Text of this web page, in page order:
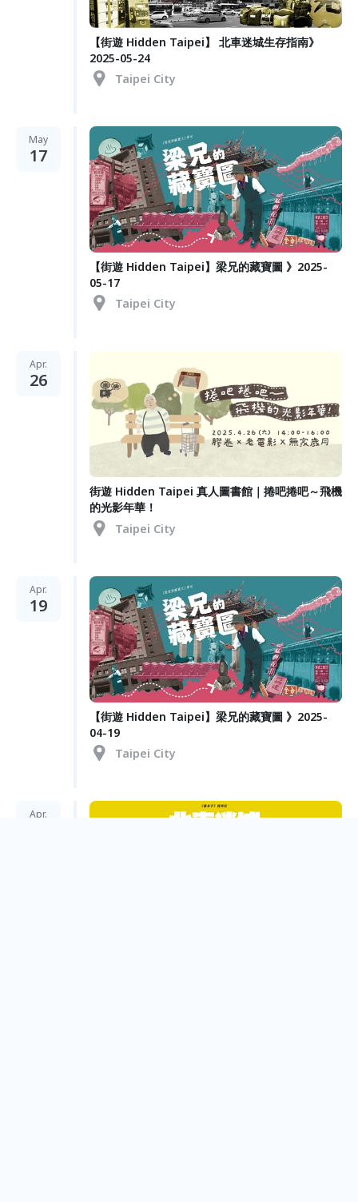
【街遊 Hidden Taipei】 北車迷城生存指南》
2025-05-24
Taipei City
May
17
【街遊 Hidden Taipei】梁兄的藏寶圖 》2025-
05-17
Taipei City
Apr.
26
街遊 Hidden Taipei 真人圖書館｜捲吧捲吧～飛機
的光影年華！
Taipei City
Apr.
19
【街遊 Hidden Taipei】梁兄的藏寶圖 》2025-
04-19
Taipei City
Apr.